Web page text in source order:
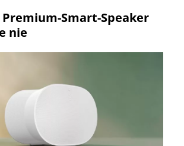
Smart-Speaker
nie